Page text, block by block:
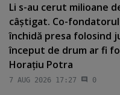
Li s-au cerut milioane
câştigat. Co-
închidă presa folosind
început de drum ar fi
Horaţiu Potra
7 AUG 2026 17:27 0